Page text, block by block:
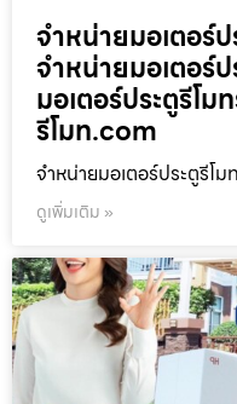
จำหน่ายมอเตอร์
จำหน่ายมอเตอร์
มอเตอร์ประตูรีโม
รีโมท.com
จำหน่ายมอเตอร์ประตูรีโ
ดูเพิ่มเติม »